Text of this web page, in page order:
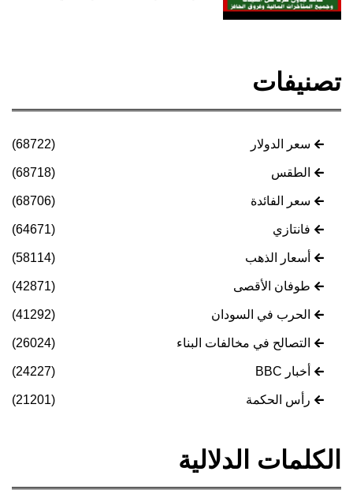
تصنيفات
سعر الدولار (68722)
الطقس (68718)
سعر الفائدة (68706)
فانتازي (64671)
أسعار الذهب (58114)
طوفان الأقصى (42871)
الحرب في السودان (41292)
التصالح في مخالفات البناء (26024)
أخبار BBC (24227)
رأس الحكمة (21201)
الكلمات الدلالية